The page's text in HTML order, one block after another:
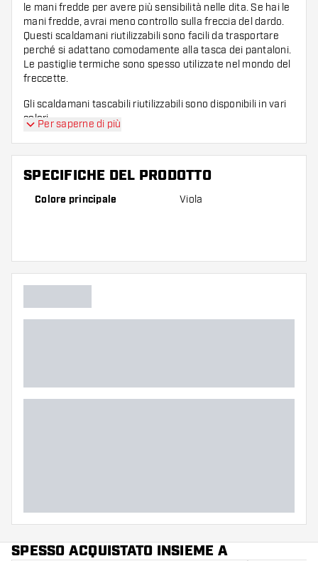
le mani fredde per avere più sensibilità nelle dita. Se hai le
mani fredde, avrai meno controllo sulla freccia del dardo.
Questi scaldamani riutilizzabili sono facili da trasportare
perché si adattano comodamente alla tasca dei pantaloni.
Le pastiglie termiche sono spesso utilizzate nel mondo del
freccette.
Gli scaldamani tascabili riutilizzabili sono disponibili in vari
colori.
Contenuto: 1 pezzo
Per saperne di più
SPECIFICHE DEL PRODOTTO
Colore principale Viola
SPESSO ACQUISTATO INSIEME A